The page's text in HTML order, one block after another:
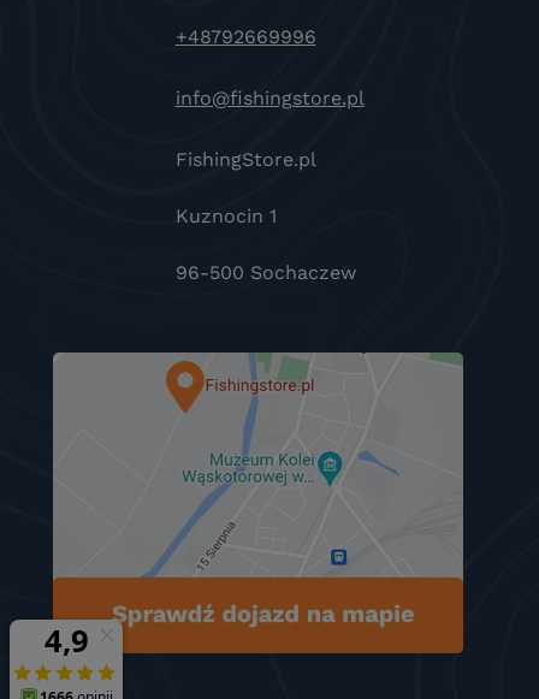
+48792669996
info@fishingstore.pl
FishingStore.pl
Kuznocin 1
96-500 Sochaczew